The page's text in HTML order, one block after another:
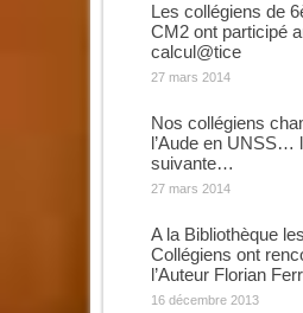
Les collégiens de
CM2 ont participé
calcul@tice
27 mars 2014
Nos collégiens
l’Aude en UNSS…
suivante…
27 mars 2014
A la Bibliothèque les
Collégiens ont
l’Auteur Florian
16 décembre 2013